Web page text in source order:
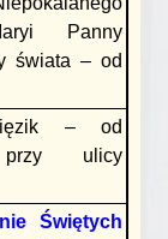
Panny
świata – od
– od
przy ulicy
Świętych